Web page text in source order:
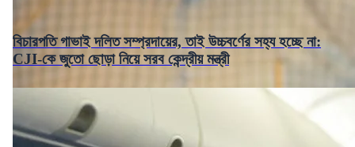
বিচারপতি গাভাই দলিত সম্প্রদায়ের, তাই উচ্চবর্ণের সহ্য হচ্ছে না:
CJI-কে জুতো ছোড়া নিয়ে সরব কেন্দ্রীয় মন্ত্রী